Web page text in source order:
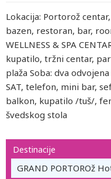
Lokacija: Portorož
bazen, restoran, bar,
WELLNESS & SPA
kupatilo, tržni centar,
plaža Soba: dva
SAT, telefon, mini bar,
balkon, kupatilo /tuš/,
švedskog stola
Destinacije
GRAND PORTOROž